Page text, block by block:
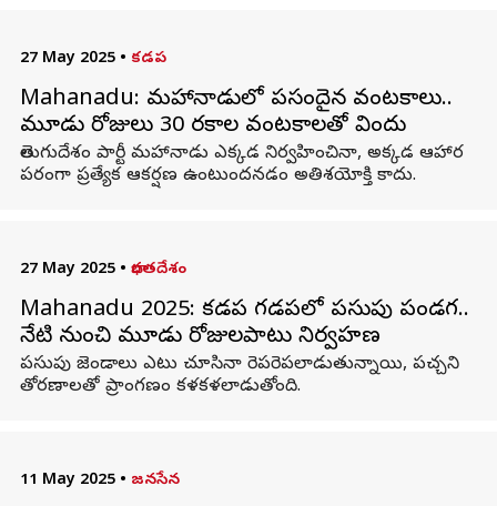
27 May 2025 • కడప
Mahanadu: మహానాడులో పసందైన వంటకాలు..
మూడు రోజులు 30 రకాల వంటకాలతో విందు
తెలుగుదేశం పార్టీ మహానాడు ఎక్కడ నిర్వహించినా, అక్కడ ఆహార
పరంగా ప్రత్యేక ఆకర్షణ ఉంటుందనడం అతిశయోక్తి కాదు.
27 May 2025 • భారతదేశం
Mahanadu 2025: కడప గడపలో పసుపు పండగ..
నేటి నుంచి మూడు రోజులపాటు నిర్వహణ
పసుపు జెండాలు ఎటు చూసినా రెపరెపలాడుతున్నాయి, పచ్చని
తోరణాలతో ప్రాంగణం కళకళలాడుతోంది.
11 May 2025 • జనసేన